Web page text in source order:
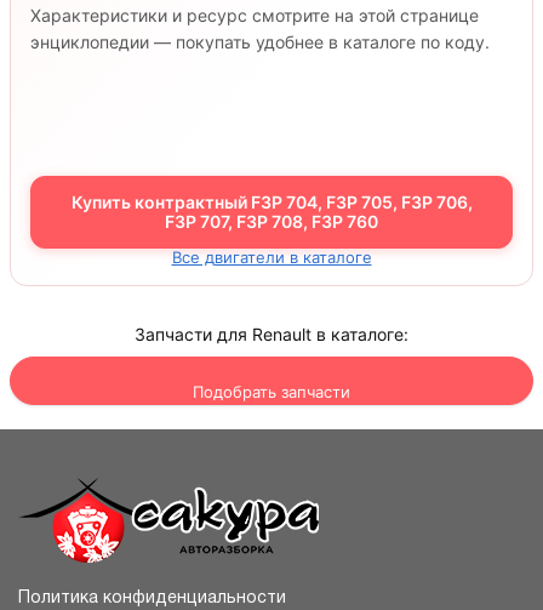
Характеристики и ресурс смотрите на этой странице
энциклопедии — покупать удобнее в каталоге по коду.
Купить контрактный F3P 704, F3P 705, F3P 706,
F3P 707, F3P 708, F3P 760
Все двигатели в каталоге
Запчасти для Renault в каталоге:
Подобрать запчасти
Политика конфиденциальности